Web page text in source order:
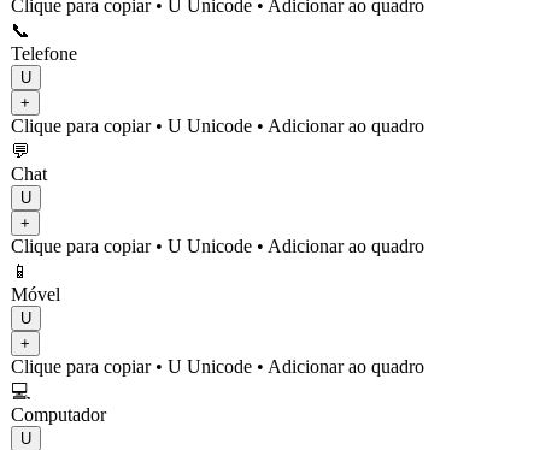
Clique para copiar• U Unicode • Adicionar ao quadro
📞
Telefone
U
+
Clique para copiar• U Unicode • Adicionar ao quadro
💬
Chat
U
+
Clique para copiar• U Unicode • Adicionar ao quadro
📱
Móvel
U
+
Clique para copiar• U Unicode • Adicionar ao quadro
💻
Computador
U